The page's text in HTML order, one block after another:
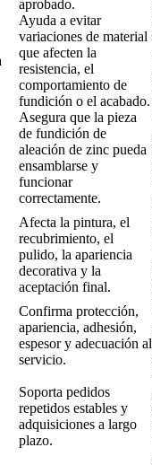
aprobado.
Ayuda a evitar
variaciones de material
que afecten la
resistencia, el
comportamiento de
fundición o el acabado.
Asegura que la pieza
de fundición de
aleación de zinc pueda
ensamblarse y
funcionar
correctamente.
Afecta la pintura, el
recubrimiento, el
pulido, la apariencia
decorativa y la
aceptación final.
Confirma protección,
apariencia, adhesión,
espesor y adecuación al
servicio.
Soporta pedidos
repetidos estables y
adquisiciones a largo
plazo.